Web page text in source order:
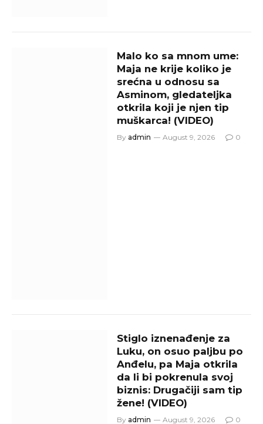
Malo ko sa mnom ume:
Maja ne krije koliko je
srećna u odnosu sa
Asminom, gledateljka
otkrila koji je njen tip
muškarca! (VIDEO)
By admin August 9, 2026 0
Stiglo iznenađenje za
Luku, on osuo paljbu po
Anđelu, pa Maja otkrila
da li bi pokrenula svoj
biznis: Drugačiji sam tip
žene! (VIDEO)
By admin August 9, 2026 0